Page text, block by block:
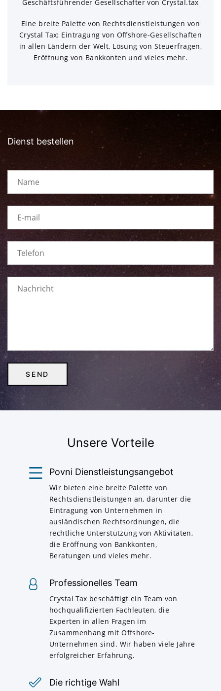
Geschäftsführender Gesellschafter von Crystal.tax
Eine breite Palette von Rechtsdienstleistungen von
Crystal Tax: Eintragung von Offshore-Gesellschaften
in allen Ländern der Welt, Lösung von Steuerfragen,
Eröffnung von Bankkonten und vieles mehr.
Dienst bestellen
Unsere Vorteile
Povni Dienstleistungsangebot
Wir bieten eine breite Palette von
Rechtsdienstleistungen an, darunter die
Eintragung von Unternehmen in
ausländischen Rechtsordnungen, die
rechtliche Unterstützung von Aktivitäten,
die Eröffnung von Bankkonten,
Beratungen und vieles mehr.
Professionelles Team
Crystal Tax beschäftigt ein Team von
hochqualifizierten Fachleuten, die
Experten in allen Fragen im
Zusammenhang mit Offshore-
Unternehmen sind. Wir haben viele Jahre
erfolgreicher Erfahrung.
Die richtige Wahl